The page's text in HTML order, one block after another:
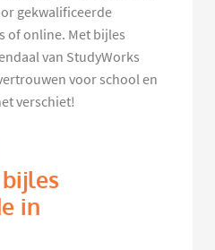
gekwalificeerde
of online. Met bijles
van StudyWorks
voor school en
verschiet!
in